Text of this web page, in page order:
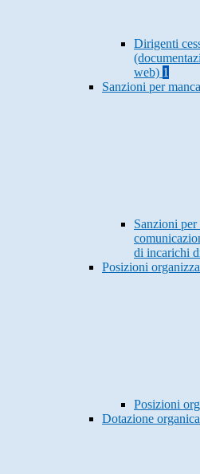
Dirigenti
web) 1
Sanzioni per
Sanzioni per
di incarichi
Posizioni
Posizioni
Dotazione organica